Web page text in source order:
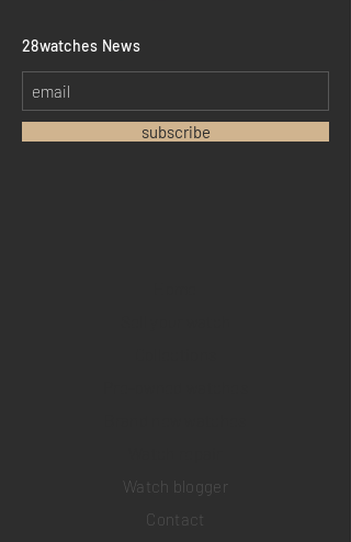
​28watches News
subscribe
Watch blogger
Contact